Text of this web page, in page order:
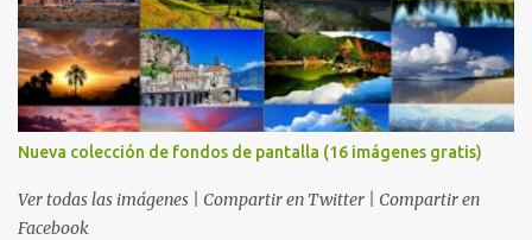
Nueva colección de fondos de pantalla (16 imágenes gratis)
Ver todas las imágenes | Compartir en Twitter | Compartir en
Facebook